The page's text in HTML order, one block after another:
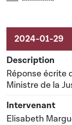
Réponse écrite
Ministre de la
Elisabeth